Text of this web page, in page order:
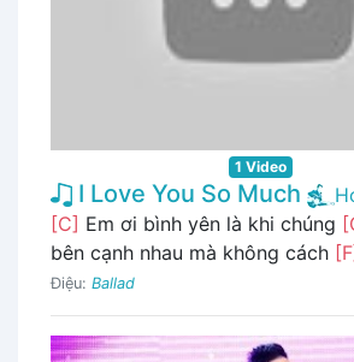
1 Video
I Love You So Much
[C] Em ơi bình yên là khi chúng
bên cạnh nhau mà không cách
Điệu: Ballad